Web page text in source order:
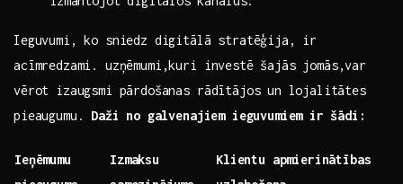
Ieguvumi, ko sniedz digitālā ‍stratēģija, ir
acīmredzami. uzņēmumi,kuri ‍investē šajās jomās,var
vērot izaugsmi pārdošanas rādītājos ‌un ⁤lojalitātes
pieaugumu. Daži no⁢ galvenajiem ieguvumiem⁢ ir šādi:
Ieņēmumu
Izmaksu‌
Klientu apmierinātības